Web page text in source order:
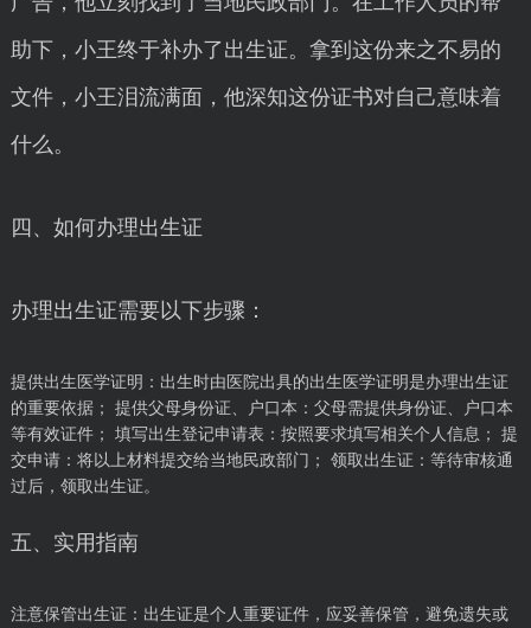
助下，小王终于补办了出生证。拿到这份来之不易的
文件，小王泪流满面，他深知这份证书对自己意味着
什么。
四、如何办理出生证
办理出生证需要以下步骤：
提供出生医学证明：出生时由医院出具的出生医学证明是办理出生证
的重要依据； 提供父母身份证、户口本：父母需提供身份证、户口本
等有效证件； 填写出生登记申请表：按照要求填写相关个人信息； 提
交申请：将以上材料提交给当地民政部门； 领取出生证：等待审核通
过后，领取出生证。
五、实用指南
注意保管出生证：出生证是个人重要证件，应妥善保管，避免遗失或